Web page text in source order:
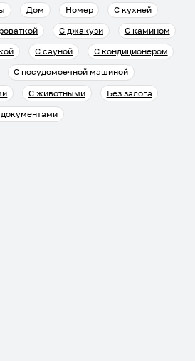
Дом Номер
С кухней
С джакузи
С камином
С сауной
С кондиционером
С посудомоечной машиной
С животными
Без залога